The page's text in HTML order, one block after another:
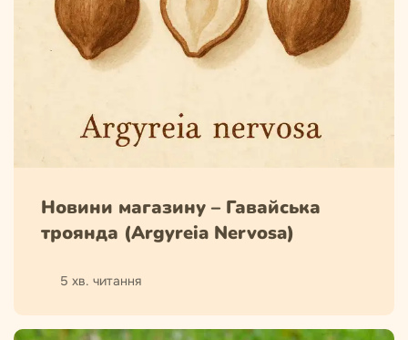
Новини магазину – Гавайська
троянда (Argyreia Nervosa)
5 хв. читання